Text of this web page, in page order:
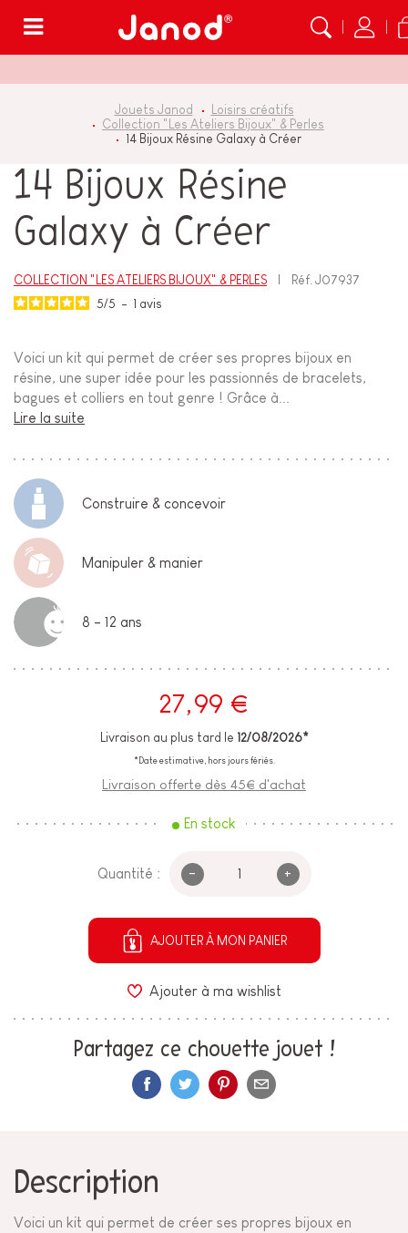
Jouets Janod
Loisirs créatifs
Collection "Les Ateliers Bijoux" & Perles
14 Bijoux Résine Galaxy à Créer
14 Bijoux Résine
Galaxy à Créer
COLLECTION "LES ATELIERS BIJOUX" & PERLES Réf.J07937
5/5 - 1 avis
Voici un kit qui permet de créer ses propres bijoux en
résine, une super idée pour les passionnés de bracelets,
bagues et colliers en tout genre ! Grâce à...
Lire la suite
Construire & concevoir
Manipuler & manier
8 - 12 ans
27,99 €
Livraison au plus tard le 12/08/2026*
*Date estimative, hors jours fériés.
Livraison offerte dès 45€ d'achat
En stock
Quantité : - +
AJOUTER À MON PANIER
Ajouter à ma wishlist
Partagez ce chouette jouet !
Description
Voici un kit qui permet de créer ses propres bijoux en